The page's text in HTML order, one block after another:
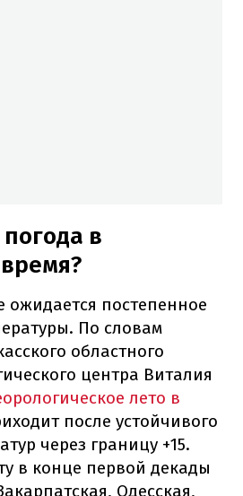
в
ожидается постепенное
По словам
областного
центра Виталия
лето в
после устойчивого
через границу +15.
в конце первой декады
Одесская,